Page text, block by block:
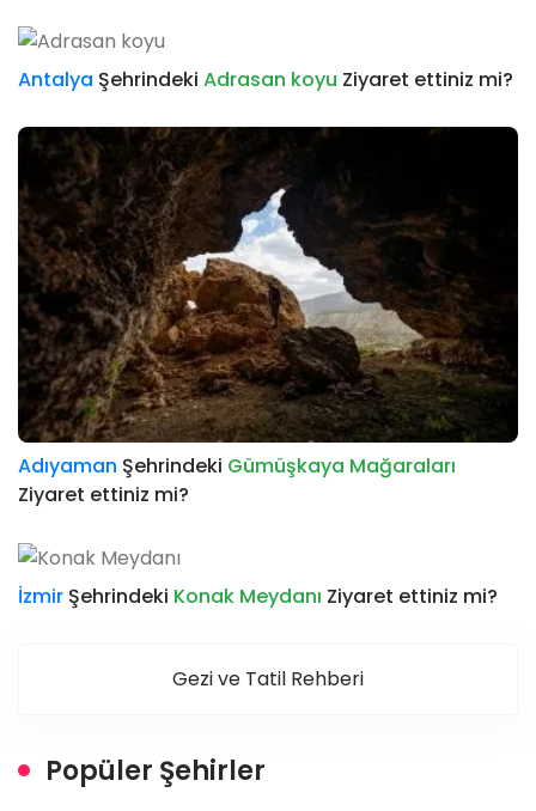
Antalya Şehrindeki Adrasan koyu Ziyaret ettiniz mi?
Adıyaman Şehrindeki Gümüşkaya Mağaraları
Ziyaret ettiniz mi?
İzmir Şehrindeki Konak Meydanı Ziyaret ettiniz mi?
Gezi ve Tatil Rehberi
Popüler Şehirler